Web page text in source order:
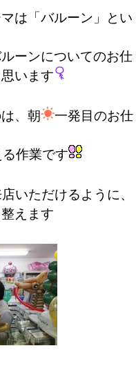
は「バルーン」とい
ーンについてのお仕
います
、朝
一発目のお仕
作業です
いただけるように、
えます